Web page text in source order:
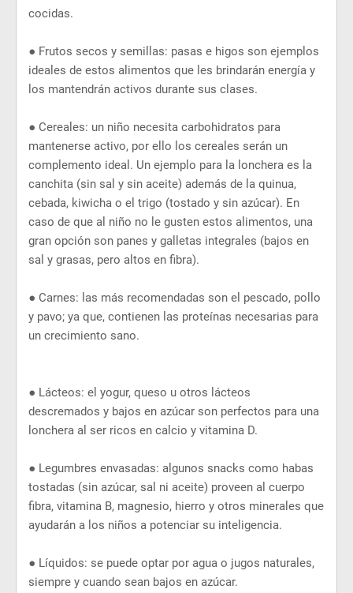
cocidas.
● Frutos secos y semillas: pasas e higos son ejemplos
ideales de estos alimentos que les brindarán energía y
los mantendrán activos durante sus clases.
● Cereales: un niño necesita carbohidratos para
mantenerse activo, por ello los cereales serán un
complemento ideal. Un ejemplo para la lonchera es la
canchita (sin sal y sin aceite) además de la quinua,
cebada, kiwicha o el trigo (tostado y sin azúcar). En
caso de que al niño no le gusten estos alimentos, una
gran opción son panes y galletas integrales (bajos en
sal y grasas, pero altos en fibra).
● Carnes: las más recomendadas son el pescado, pollo
y pavo; ya que, contienen las proteínas necesarias para
un crecimiento sano.
● Lácteos: el yogur, queso u otros lácteos
descremados y bajos en azúcar son perfectos para una
lonchera al ser ricos en calcio y vitamina D.
● Legumbres envasadas: algunos snacks como habas
tostadas (sin azúcar, sal ni aceite) proveen al cuerpo
fibra, vitamina B, magnesio, hierro y otros minerales que
ayudarán a los niños a potenciar su inteligencia.
● Líquidos: se puede optar por agua o jugos naturales,
siempre y cuando sean bajos en azúcar.